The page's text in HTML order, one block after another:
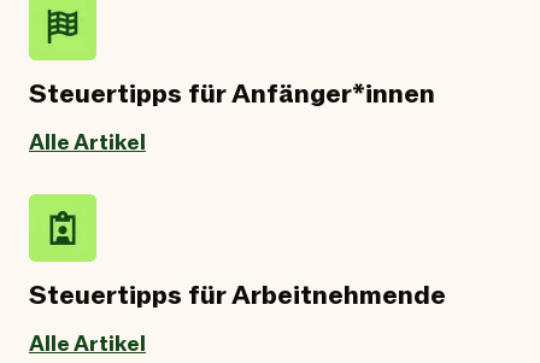
Steuertipps für Anfänger*innen
Alle Artikel
Steuertipps für Arbeitnehmende
Alle Artikel